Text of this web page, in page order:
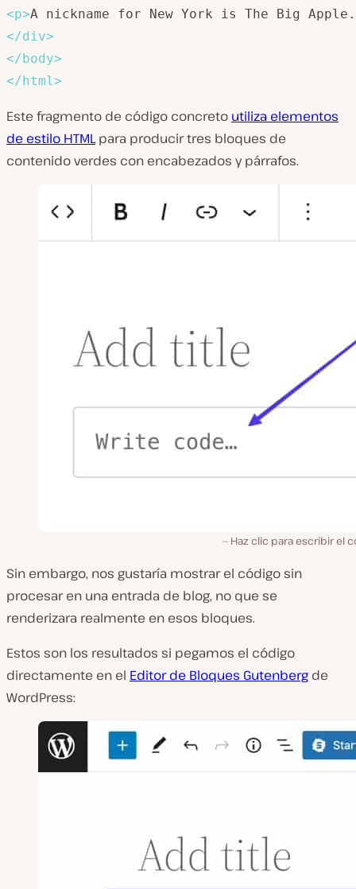
<p>A nickname for New York is The Big Apple.
</div>
</body>
</html>
Este fragmento de código concreto utiliza elementos
de estilo HTMLpara producir tres bloques de
contenido verdes con encabezados y párrafos.
Haz clic para escribir el
Sin embargo, nos gustaría mostrar el código sin
procesaren una entrada de blog, no que se
renderizara realmente en esos bloques.
Estos son los resultados si pegamos el código
directamente en el Editor de Bloques Gutenberg de
WordPress: